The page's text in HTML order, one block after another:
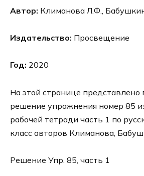
Автор: Климанова Л.Ф.,
Издательство: Просвещение
Год: 2020
На этой странице представлено
решение упражнения номер 85
рабочей тетради часть 1 по
класс авторов Климанова,
Решение Упр. 85, часть 1